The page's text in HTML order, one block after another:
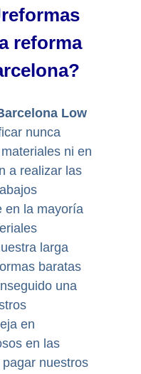
reforma
Low
nunca
ni en
a realizar las
en la mayoría
larga
baratas
una
en
en las
nuestros